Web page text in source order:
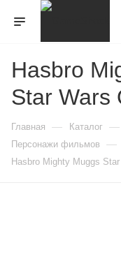
Hasbro
Star Wars
Главная — Каталог —
Персонажи фильмов —
Hasbro Mighty Muggs